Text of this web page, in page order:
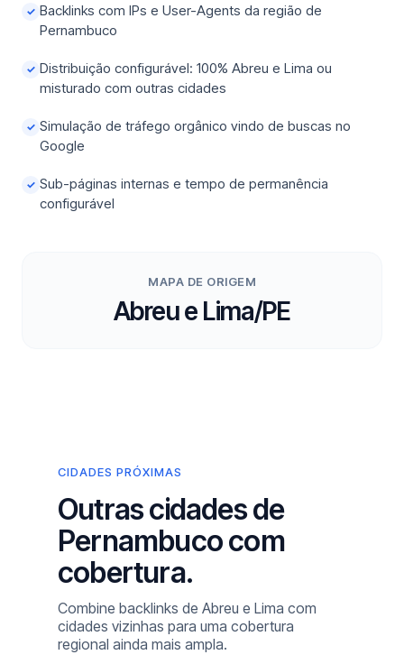
✓ Backlinks com IPs e User-Agents da região de
Pernambuco
✓ Distribuição configurável: 100% Abreu e Lima ou
misturado com outras cidades
✓ Simulação de tráfego orgânico vindo de buscas no
Google
✓ Sub-páginas internas e tempo de permanência
configurável
MAPA DE ORIGEM
Abreu e Lima/PE
CIDADES PRÓXIMAS
Outras cidades de
Pernambuco com
cobertura.
Combine backlinks de Abreu e Lima com
cidades vizinhas para uma cobertura
regional ainda mais ampla.